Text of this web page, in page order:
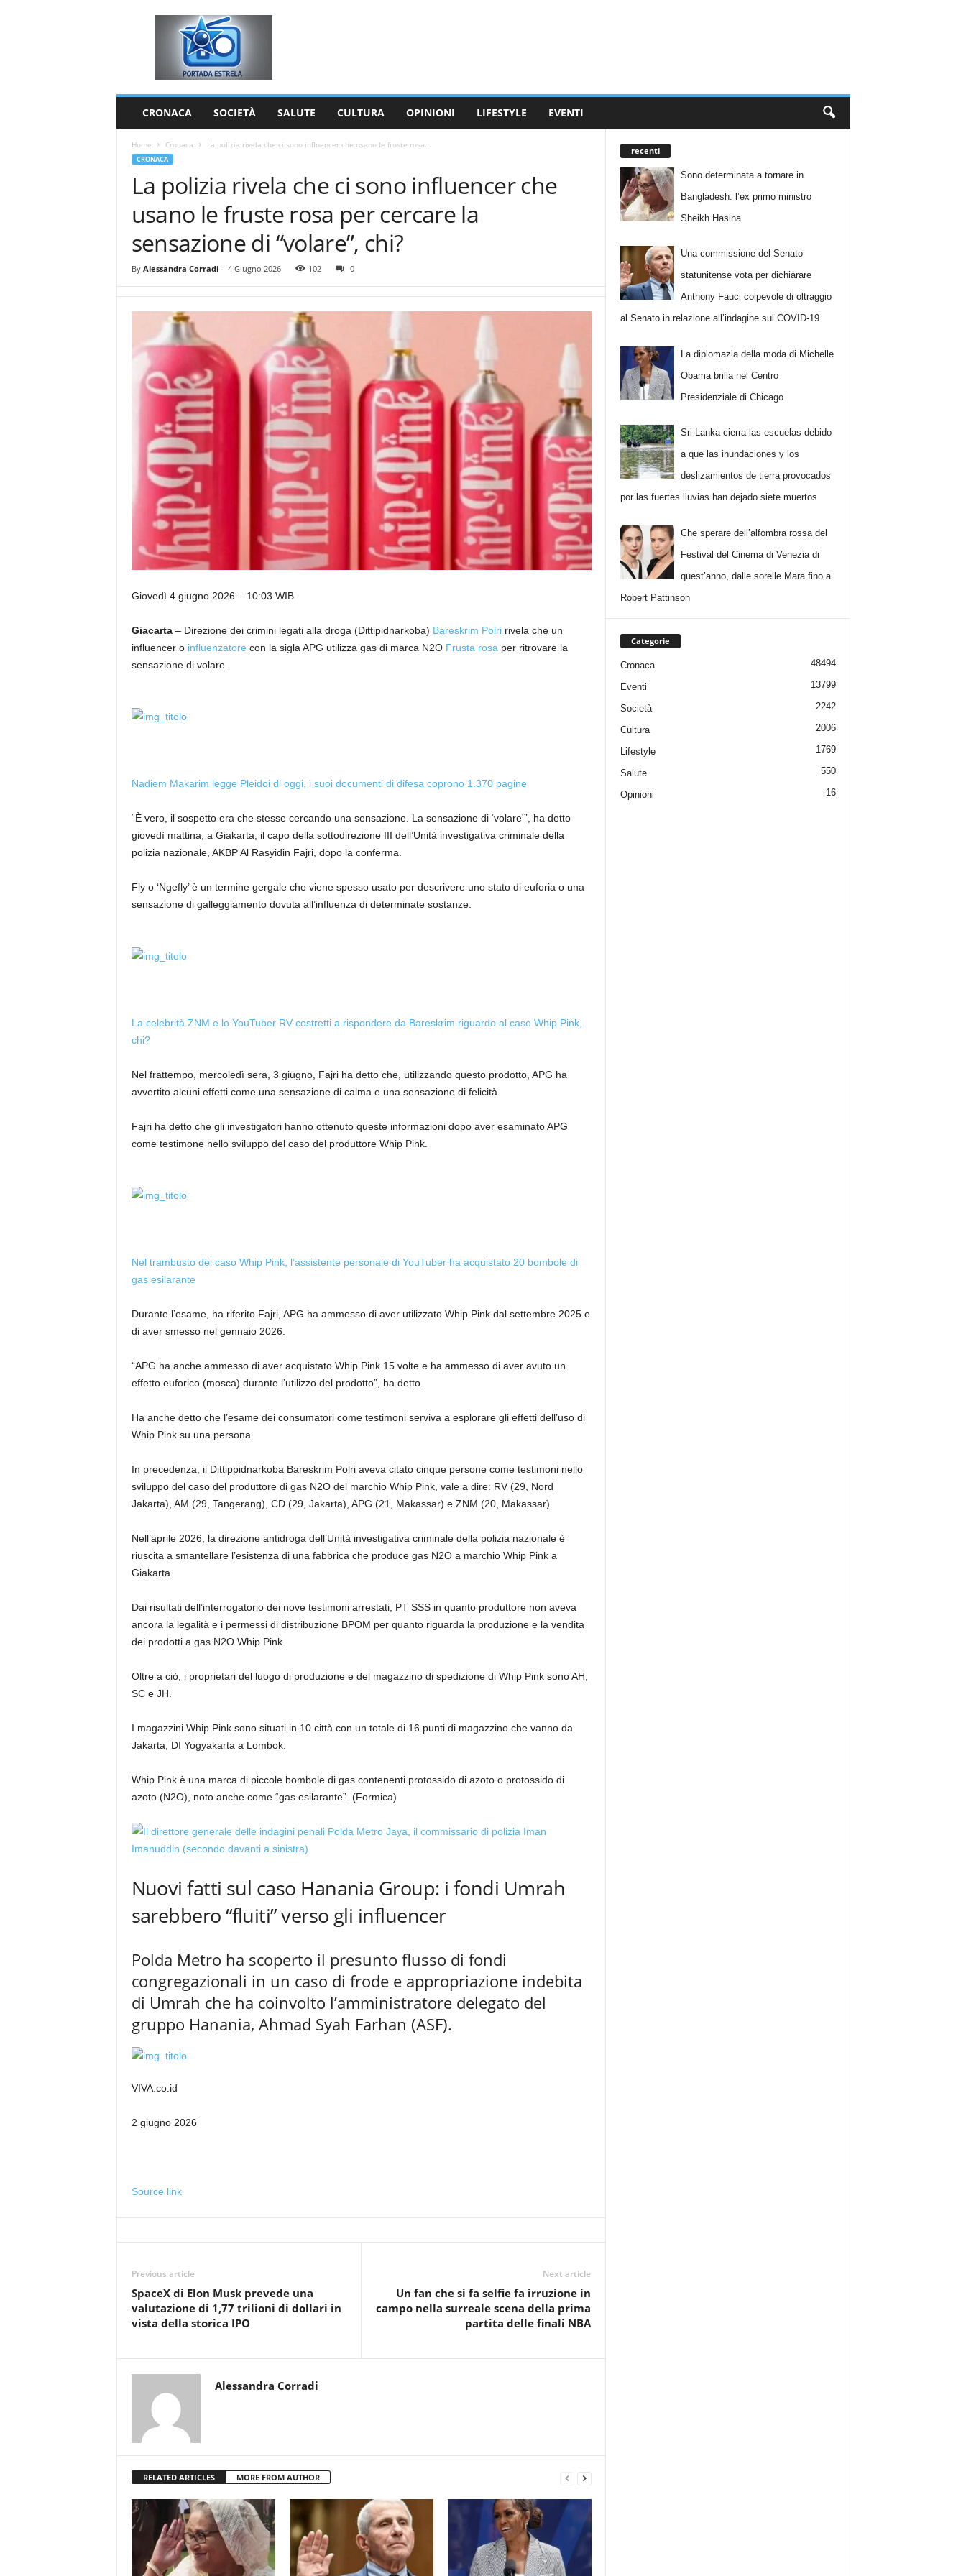
CRONACA SOCIETÀ SALUTE CULTURA OPINIONI LIFESTYLE EVENTI
Home Cronaca La polizia rivela che ci sono influencer che usano le fruste rosa...
CRONACA
La polizia rivela che ci sono influencer che
usano le fruste rosa per cercare la
sensazione di “volare”, chi?
By Alessandra Corradi- 4 Giugno 2026 102 0
Giovedì 4 giugno 2026 – 10:03 WIB
Giacarta – Direzione dei crimini legati alla droga (Dittipidnarkoba) Bareskrim Polririvela che un
influencer o influenzatore con la sigla APG utilizza gas di marca N2O Frusta rosa per ritrovare la
sensazione di volare.
Nadiem Makarim legge Pleidoi di oggi, i suoi documenti di difesa coprono 1.370 pagine
“È vero, il sospetto era che stesse cercando una sensazione. La sensazione di ‘volare'”, ha detto
giovedì mattina, a Giakarta, il capo della sottodirezione III dell’Unità investigativa criminale della
polizia nazionale, AKBP Al Rasyidin Fajri, dopo la conferma.
Fly o ‘Ngefly’ è un termine gergale che viene spesso usato per descrivere uno stato di euforia o una
sensazione di galleggiamento dovuta all’influenza di determinate sostanze.
La celebrità ZNM e lo YouTuber RV costretti a rispondere da Bareskrim riguardo al caso Whip Pink,
chi?
Nel frattempo, mercoledì sera, 3 giugno, Fajri ha detto che, utilizzando questo prodotto, APG ha
avvertito alcuni effetti come una sensazione di calma e una sensazione di felicità.
Fajri ha detto che gli investigatori hanno ottenuto queste informazioni dopo aver esaminato APG
come testimone nello sviluppo del caso del produttore Whip Pink.
Nel trambusto del caso Whip Pink, l’assistente personale di YouTuber ha acquistato 20 bombole di
gas esilarante
Durante l’esame, ha riferito Fajri, APG ha ammesso di aver utilizzato Whip Pink dal settembre 2025 e
di aver smesso nel gennaio 2026.
“APG ha anche ammesso di aver acquistato Whip Pink 15 volte e ha ammesso di aver avuto un
effetto euforico (mosca) durante l’utilizzo del prodotto”, ha detto.
Ha anche detto che l’esame dei consumatori come testimoni serviva a esplorare gli effetti dell’uso di
Whip Pink su una persona.
In precedenza, il Dittippidnarkoba Bareskrim Polri aveva citato cinque persone come testimoni nello
sviluppo del caso del produttore di gas N2O del marchio Whip Pink, vale a dire: RV (29, Nord
Jakarta), AM (29, Tangerang), CD (29, Jakarta), APG (21, Makassar) e ZNM (20, Makassar).
Nell’aprile 2026, la direzione antidroga dell’Unità investigativa criminale della polizia nazionale è
riuscita a smantellare l’esistenza di una fabbrica che produce gas N2O a marchio Whip Pink a
Giakarta.
Dai risultati dell’interrogatorio dei nove testimoni arrestati, PT SSS in quanto produttore non aveva
ancora la legalità e i permessi di distribuzione BPOM per quanto riguarda la produzione e la vendita
dei prodotti a gas N2O Whip Pink.
Oltre a ciò, i proprietari del luogo di produzione e del magazzino di spedizione di Whip Pink sono AH,
SC e JH.
I magazzini Whip Pink sono situati in 10 città con un totale di 16 punti di magazzino che vanno da
Jakarta, DI Yogyakarta a Lombok.
Whip Pink è una marca di piccole bombole di gas contenenti protossido di azoto o protossido di
azoto (N2O), noto anche come “gas esilarante”. (Formica)
Nuovi fatti sul caso Hanania Group: i fondi Umrah
sarebbero “fluiti” verso gli influencer
Polda Metro ha scoperto il presunto flusso di fondi
congregazionali in un caso di frode e appropriazione indebita
di Umrah che ha coinvolto l’amministratore delegato del
gruppo Hanania, Ahmad Syah Farhan (ASF).
VIVA.co.id
2 giugno 2026
Source link
Previous article
SpaceX di Elon Musk prevede una
valutazione di 1,77 trilioni di dollari in
vista della storica IPO
Next article
Un fan che si fa selfie fa irruzione in
campo nella surreale scena della prima
partita delle finali NBA
Alessandra Corradi
RELATED ARTICLES MORE FROM AUTHOR
recenti
Sono determinata a tornare in
Bangladesh: l’ex primo ministro
Sheikh Hasina
Una commissione del Senato
statunitense vota per dichiarare
Anthony Fauci colpevole di oltraggio
al Senato in relazione all’indagine sul COVID-19
La diplomazia della moda di Michelle
Obama brilla nel Centro
Presidenziale di Chicago
Sri Lanka cierra las escuelas debido
a que las inundaciones y los
deslizamientos de tierra provocados
por las fuertes lluvias han dejado siete muertos
Che sperare dell’alfombra rossa del
Festival del Cinema di Venezia di
quest’anno, dalle sorelle Mara fino a
Robert Pattinson
Categorie
Cronaca 48494
Eventi 13799
Società 2242
Cultura 2006
Lifestyle 1769
Salute 550
Opinioni 16